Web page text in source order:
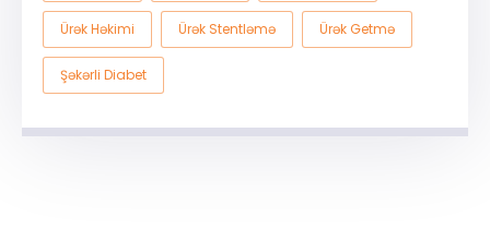
Ürək Həkimi Ürək Stentləmə Ürək Getmə
Şəkərli Diabet